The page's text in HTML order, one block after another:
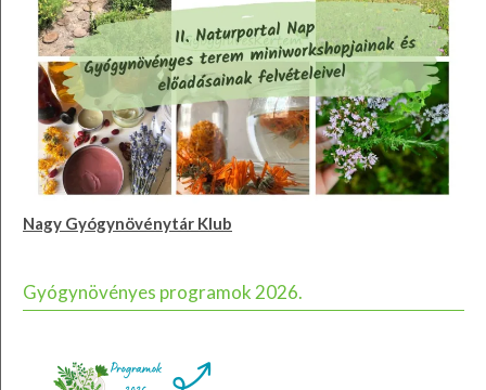
Nagy Gyógynövénytár Klub
Gyógynövényes programok 2026.